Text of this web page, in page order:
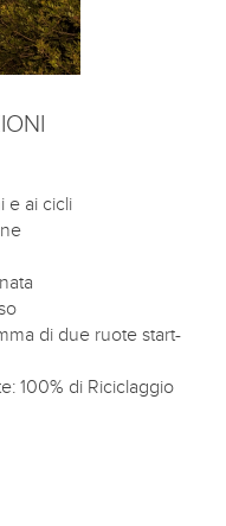
e ai cicli
di due ruote start-
100% di Riciclaggio